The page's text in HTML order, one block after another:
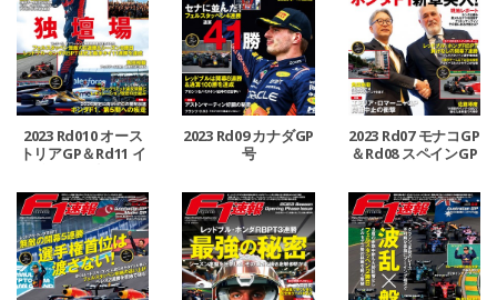
2023 Rd010 オース
トリアGP＆Rd11 イ
2023 Rd09 カナダGP
号
2023 Rd07 モナコGP
＆Rd08 スペインGP